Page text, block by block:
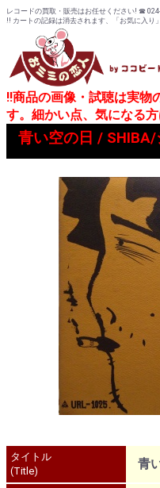
レコードの買取・販売はお任せください! ☎
!! カートの記録は消去されます、「お気に入り
!!商品の画像・試聴は実物
す。細かい点、気になる
青い空の日 / SHIBA/
タイトル
(Title)
青